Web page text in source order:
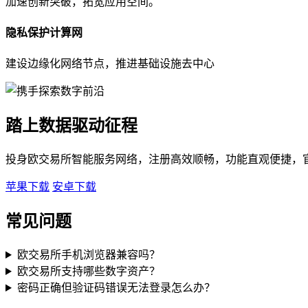
隐私保护计算网
建设边缘化网络节点，推进基础设施去中心
踏上数据驱动征程
投身欧交易所智能服务网络，注册高效顺畅，功能直观便捷，
苹果下载 安卓下载
常见问题
欧交易所手机浏览器兼容吗？
欧交易所支持哪些数字资产？
密码正确但验证码错误无法登录怎么办？